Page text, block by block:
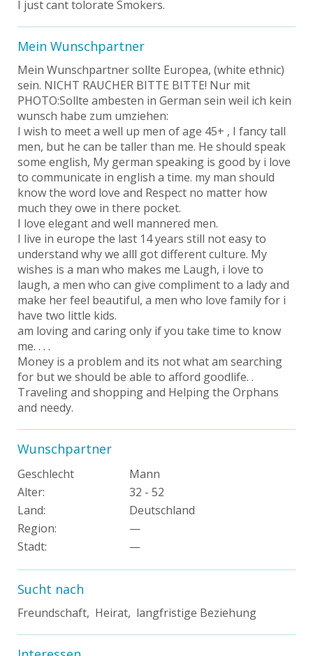
I just cant tolorate Smokers.
Mein Wunschpartner
Mein Wunschpartner sollte Europea, (white ethnic)
sein. NICHT RAUCHER BITTE BITTE! Nur mit
PHOTO:Sollte ambesten in German sein weil ich kein
wunsch habe zum umziehen:
I wish to meet a well up men of age 45+ , I fancy tall
men, but he can be taller than me. He should speak
some english, My german speaking is good by i love
to communicate in english a time. my man should
know the word love and Respect no matter how
much they owe in there pocket.
I love elegant and well mannered men.
I live in europe the last 14 years still not easy to
understand why we alll got different culture. My
wishes is a man who makes me Laugh, i love to
laugh, a men who can give compliment to a lady and
make her feel beautiful, a men who love family for i
have two little kids.
am loving and caring only if you take time to know
me. . . .
Money is a problem and its not what am searching
for but we should be able to afford goodlife. .
Traveling and shopping and Helping the Orphans
and needy.
Wunschpartner
Geschlecht
Mann
Alter:
32 - 52
Land:
Deutschland
Region:
—
Stadt:
—
Sucht nach
Freundschaft, Heirat, langfristige Beziehung